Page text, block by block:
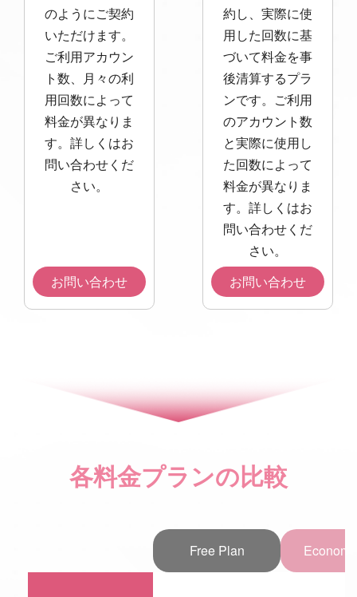
のようにご契約
いただけます。
ご利用アカウン
ト数、月々の利
用回数によって
料金が異なりま
す。詳しくはお
問い合わせくだ
さい。
お問い合わせ
約し、実際に使
用した回数に基
づいて料金を事
後清算するプラ
ンです。ご利用
のアカウント数
と実際に使用し
た回数によって
料金が異なりま
す。詳しくはお
問い合わせくだ
さい。
お問い合わせ
各料金プランの比較
Free Plan